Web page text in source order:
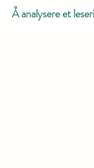
Å analysere et